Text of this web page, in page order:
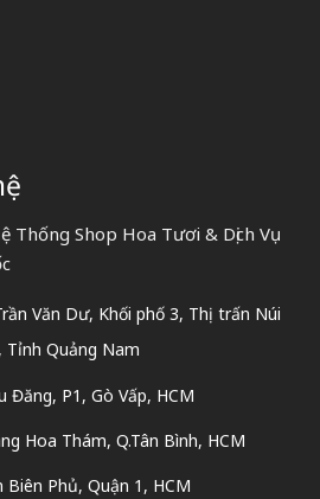
Thống Shop Hoa Tươi & Dịch Vụ
Văn Dư, Khối phố 3, Thị trấn Núi
Tỉnh Quảng Nam
Đăng, P1, Gò Vấp, HCM
Hoa Thám, Q.Tân Bình, HCM
Biên Phủ, Quận 1, HCM